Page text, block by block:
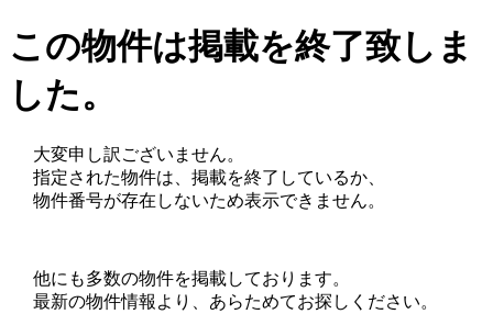
この物件は掲載を終了致しま
した。
大変申し訳ございません。
指定された物件は、掲載を終了しているか、
物件番号が存在しないため表示できません。
他にも多数の物件を掲載しております。
最新の物件情報より、あらためてお探しください。